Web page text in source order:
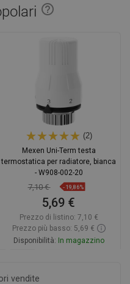
help_outline
(2)
Mexen Uni-Term testa
termostatica per radiatore, bianca
- W908-002-20
7,10 € -19,86%
5,69 €
Prezzo di listino: 7,10 €
Prezzo più basso: 5,69 €
Disponibilità: In magazzino
vendite